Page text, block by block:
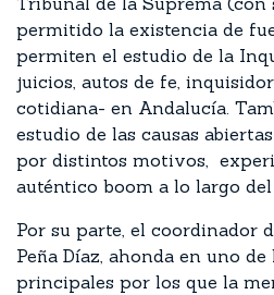
permitido la existencia de
permiten el estudio de la
juicios, autos de fe,
cotidiana- en Andalucía.
estudio de las causas
por distintos motivos,
auténtico boom a lo largo
Por su parte, el coordinador
Peña Díaz, ahonda en uno
principales por los que la